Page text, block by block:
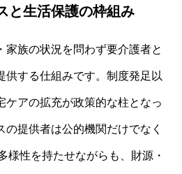
と生活保護の枠組み
家族の状況を問わず要介護者と
供する仕組みです。制度発足以
ケアの拡充が政策的な柱となっ
提供者は公的機関だけでなく
様性を持たせながらも、財源・